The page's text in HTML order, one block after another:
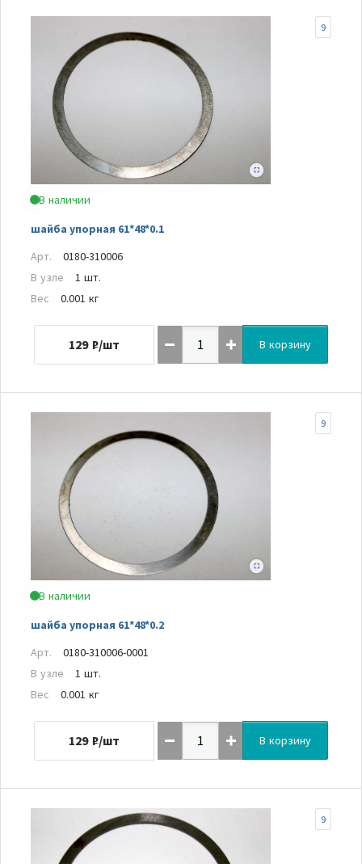
В наличии
шайба упорная 61*48*0.1
9
Арт.
0180-310006
В узле
1 шт.
Вес
0.001 кг
129 ₽/шт В корзину
В наличии
шайба упорная 61*48*0.2
9
Арт.
0180-310006-0001
В узле
1 шт.
Вес
0.001 кг
129 ₽/шт В корзину
9